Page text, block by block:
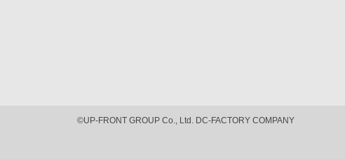
©UP-FRONT GROUP Co., Ltd. DC-FACTORY COMPANY